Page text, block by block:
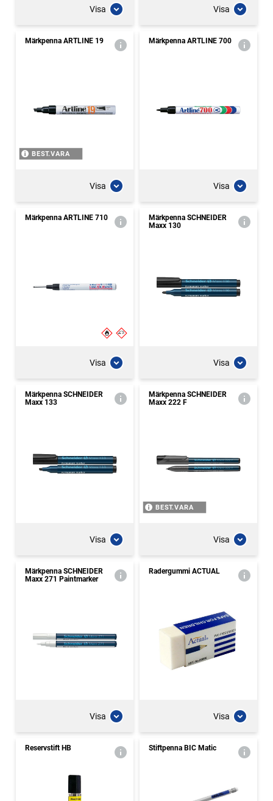
Visa Visa
Märkpenna ARTLINE 19
BEST.VARA
Visa
Märkpenna ARTLINE 700
Visa
Märkpenna ARTLINE 710
Visa
Märkpenna SCHNEIDER
Maxx 130
Visa
Märkpenna SCHNEIDER
Maxx 133
Visa
Märkpenna SCHNEIDER
Maxx 222 F
BEST.VARA
Visa
Märkpenna SCHNEIDER
Maxx 271 Paintmarker
Visa
Radergummi ACTUAL
Visa
Reservstift HB Stiftpenna BIC Matic